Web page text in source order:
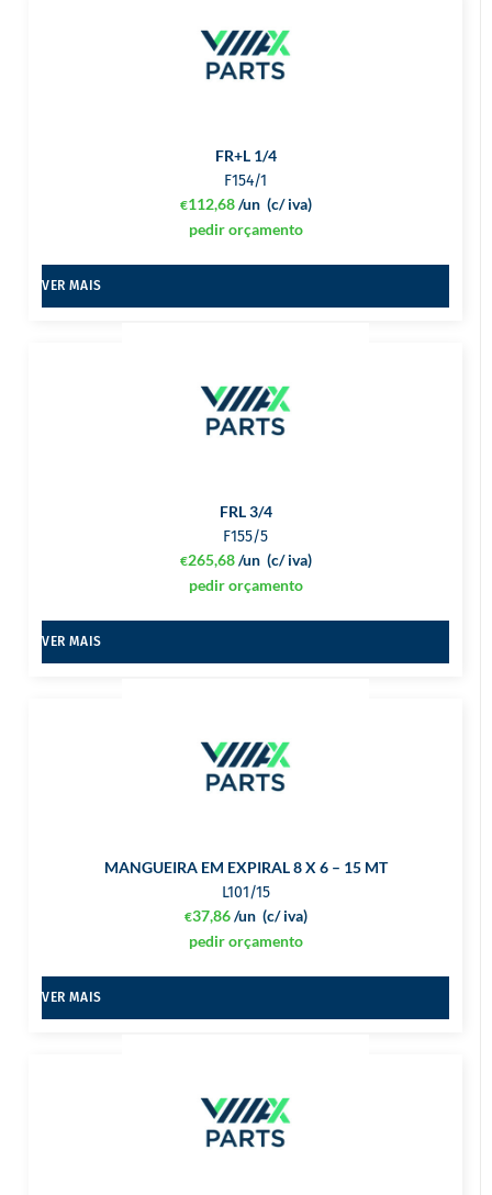
FR+L 1/4
F154/1
€112,68 (c/ iva)
/un
pedir orçamento
VER MAIS
FRL 3/4
F155/5
€265,68 (c/ iva)
/un
pedir orçamento
VER MAIS
MANGUEIRA EM EXPIRAL 8 X 6 – 15 MT
L101/15
€37,86 (c/ iva)
/un
pedir orçamento
VER MAIS